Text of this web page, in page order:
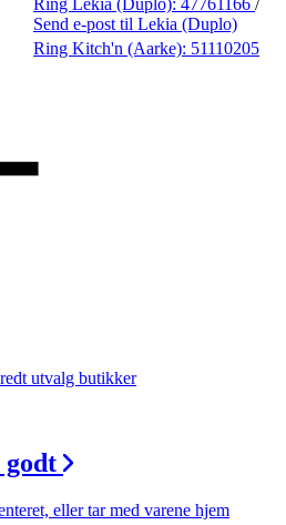
Send e-post til Lekia (Duplo)
Ring Kitch'n (Aarke): 51110205
utvalg butikker
godt
eller tar med varene hjem